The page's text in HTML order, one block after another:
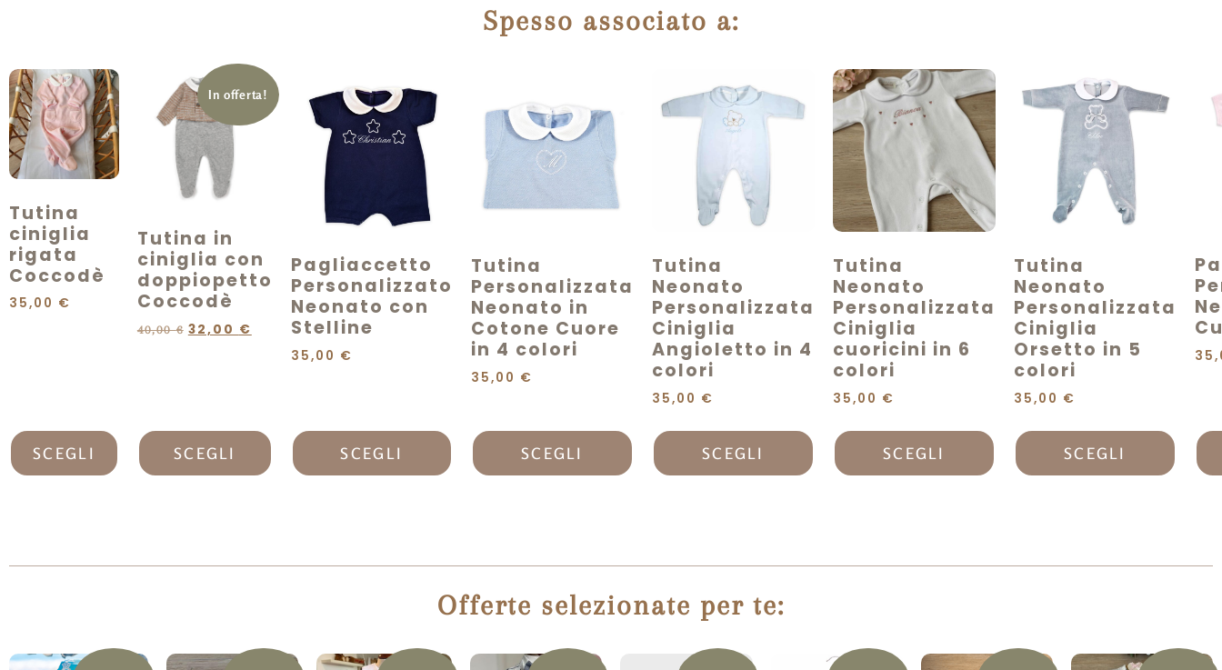
Spesso associato a:
Tutina
ciniglia
rigata
Coccodè
35,00 €
SCEGLI
In offerta!
Tutina in
ciniglia con
doppiopetto
Coccodè
40,00€ 32,00 €
SCEGLI
Pagliaccetto
Personalizzato
Neonato con
Stelline
35,00 €
SCEGLI
Tutina
Personalizzata
Neonato in
Cotone Cuore
in 4 colori
35,00 €
SCEGLI
Tutina
Neonato
Personalizzata
Ciniglia
Angioletto in 4
colori
35,00 €
SCEGLI
Tutina
Neonato
Personalizzata
Ciniglia
cuoricini in 6
colori
35,00 €
SCEGLI
Tutina
Neonato
Personalizzata
Ciniglia
Orsetto in 5
colori
35,00 €
SCEGLI
Offerte selezionate per te: